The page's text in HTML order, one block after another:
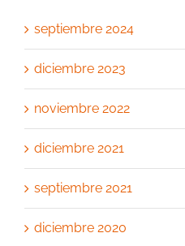
septiembre 2024
diciembre 2023
noviembre 2022
diciembre 2021
septiembre 2021
diciembre 2020